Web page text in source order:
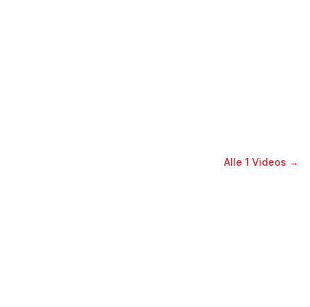
Alle 1 Videos →